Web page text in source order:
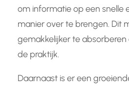
om informatie op een snelle
manier over te brengen. Dit
gemakkelijker te absorberen
de praktijk.
Daarnaast is er een